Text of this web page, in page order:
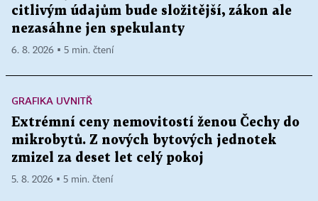
citlivým údajům bude složitější, zákon ale
nezasáhne jen spekulanty
6. 8. 2026 ▪ 5 min. čtení
GRAFIKA UVNITŘ
Extrémní ceny nemovitostí ženou Čechy do
mikrobytů. Z nových bytových jednotek
zmizel za deset let celý pokoj
5. 8. 2026 ▪ 5 min. čtení